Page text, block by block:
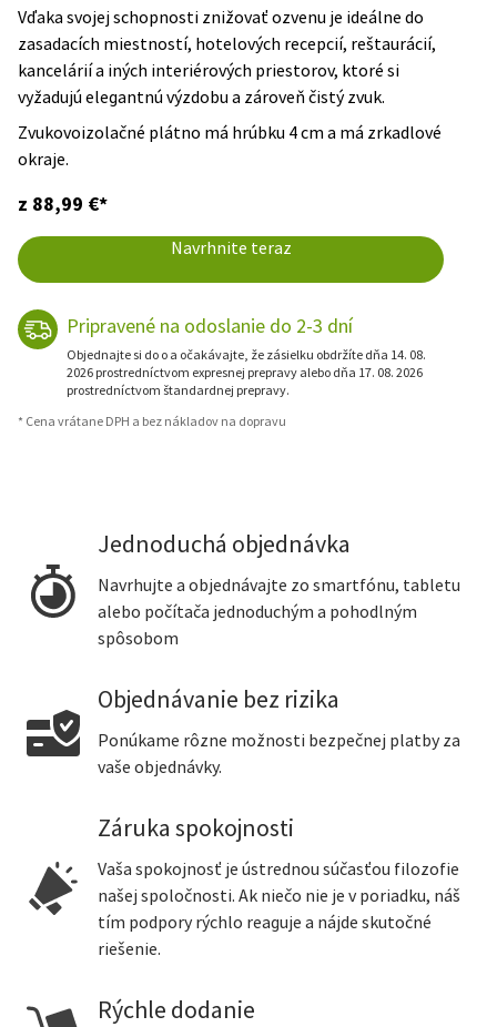
Vďaka svojej schopnosti znižovať ozvenu je ideálne do
zasadacích miestností, hotelových recepcií, reštaurácií,
kancelárií a iných interiérových priestorov, ktoré si
vyžadujú elegantnú výzdobu a zároveň čistý zvuk.
Zvukovoizolačné plátno má hrúbku 4 cm a má zrkadlové
okraje.
z 88,99 €*
Navrhnite teraz
Pripravené na odoslanie do 2-3 dní
Objednajte si do o a očakávajte, že zásielku obdržíte dňa 14. 08.
2026 prostredníctvom expresnej prepravy alebo dňa 17. 08. 2026
prostredníctvom štandardnej prepravy.
* Cena vrátane DPH a bez nákladov na dopravu
Jednoduchá objednávka
Navrhujte a objednávajte zo smartfónu, tabletu
alebo počítača jednoduchým a pohodlným
spôsobom
Objednávanie bez rizika
Ponúkame rôzne možnosti bezpečnej platby za
vaše objednávky.
Záruka spokojnosti
Vaša spokojnosť je ústrednou súčasťou filozofie
našej spoločnosti. Ak niečo nie je v poriadku, náš
tím podpory rýchlo reaguje a nájde skutočné
riešenie.
Rýchle dodanie